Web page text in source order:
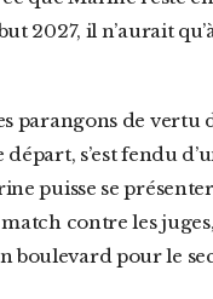
2027, il n’aurait
s’est fendu
puisse se
contre les
boulevard pour le